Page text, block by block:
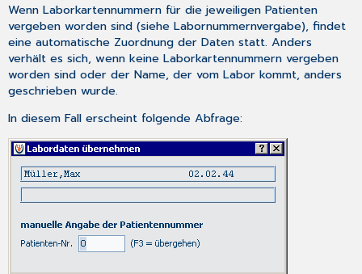
Wenn Laborkartennummern für die jeweiligen Patienten
vergeben worden sind (sieheLabornummernvergabe), findet
eine automatische Zuordnung der Daten statt. Anders
verhält es sich, wenn keine Laborkartennummern vergeben
worden sind oder der Name, der vom Labor kommt, anders
geschrieben wurde.
In diesem Fall erscheint folgende Abfrage: